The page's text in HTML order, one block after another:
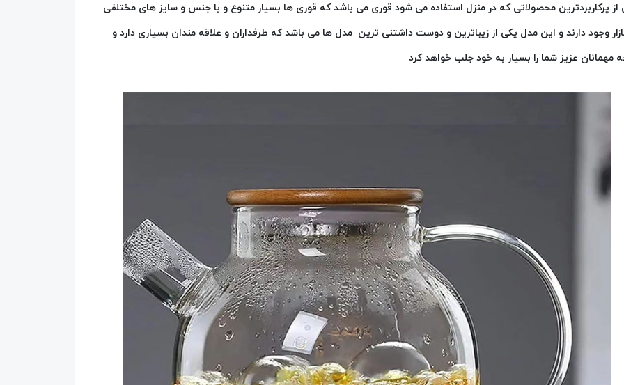
از پرکاربردترین محصولاتی که در منزل استفاده می شود قوری می باشد که قوری ها بسیار متنوع و با جنس و سایز های مختلفی
وجود دارند و این مدل یکی از زیباترین و دوست داشتنی ترین مدل ها می باشد که طرفداران و علاقه مندان بسیاری دارد و
مهمانان عزیز شما را بسیار به خود جلب خواهد کرد